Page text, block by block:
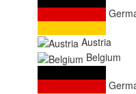
Austria
Belgium